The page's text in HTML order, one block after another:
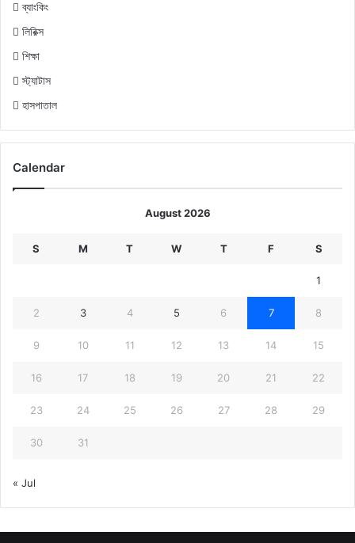
ব্যাংকিং
লিরিক্স
শিক্ষা
স্ট্যাটাস
হাসপাতাল
Calendar
August 2026
S M T W T F S
1
2 3 4 5 6 7 8
9 10 11 12 13 14 15
16 17 18 19 20 21 22
23 24 25 26 27 28 29
30 31
« Jul